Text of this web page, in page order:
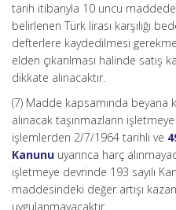
tarih itibarıyla 10 uncu
belirlenen Türk lirası karşılığı
defterlere kaydedilmesi
elden çıkarılması halinde satış
dikkate alınacaktır.
(7) Madde kapsamında beyana
alınacak taşınmazların
işlemlerden 2/7/1964 tarihli ve
Kanunu uyarınca harç
işletmeye devrinde 193 sayılı
maddesindeki değer artışı
uygulanmayacaktır.